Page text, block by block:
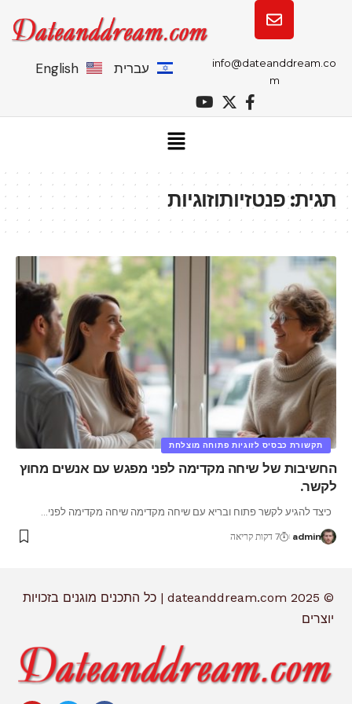
info@dateanddream.co
m
עברית English
תגית:פנטזיותוזוגיות
תקשורת כבסיס לזוגיות פתוחה מוצלחת
החשיבות של שיחה מקדימה לפני מפגש עם אנשים מחוץ
לקשר.
כיצד להגיע לקשר פתוח ובריא עם שיחה מקדימה שיחה מקדימה לפני…
admin 7 דקות קריאה
© 2025 dateanddream.com | כל התכנים מוגנים בזכויות
יוצרים